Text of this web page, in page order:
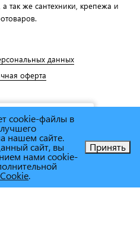
так же сантехники, крепежа и
данных
оферта
cookie-файлы в
нашем сайте.
сайт, вы
нами cookie-
.
Принять